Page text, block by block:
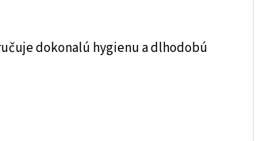
dokonalú hygienu a dlhodobú